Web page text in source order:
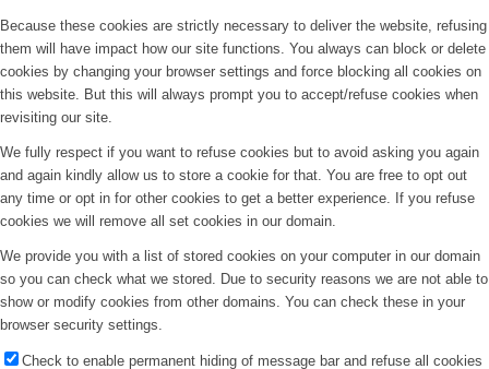
Because these cookies are strictly necessary to deliver the website, refusing
them will have impact how our site functions. You always can block or delete
cookies by changing your browser settings and force blocking all cookies on
this website. But this will always prompt you to accept/refuse cookies when
revisiting our site.
We fully respect if you want to refuse cookies but to avoid asking you again
and again kindly allow us to store a cookie for that. You are free to opt out
any time or opt in for other cookies to get a better experience. If you refuse
cookies we will remove all set cookies in our domain.
We provide you with a list of stored cookies on your computer in our domain
so you can check what we stored. Due to security reasons we are not able to
show or modify cookies from other domains. You can check these in your
browser security settings.
Check to enable permanent hiding of message bar and refuse all cookies